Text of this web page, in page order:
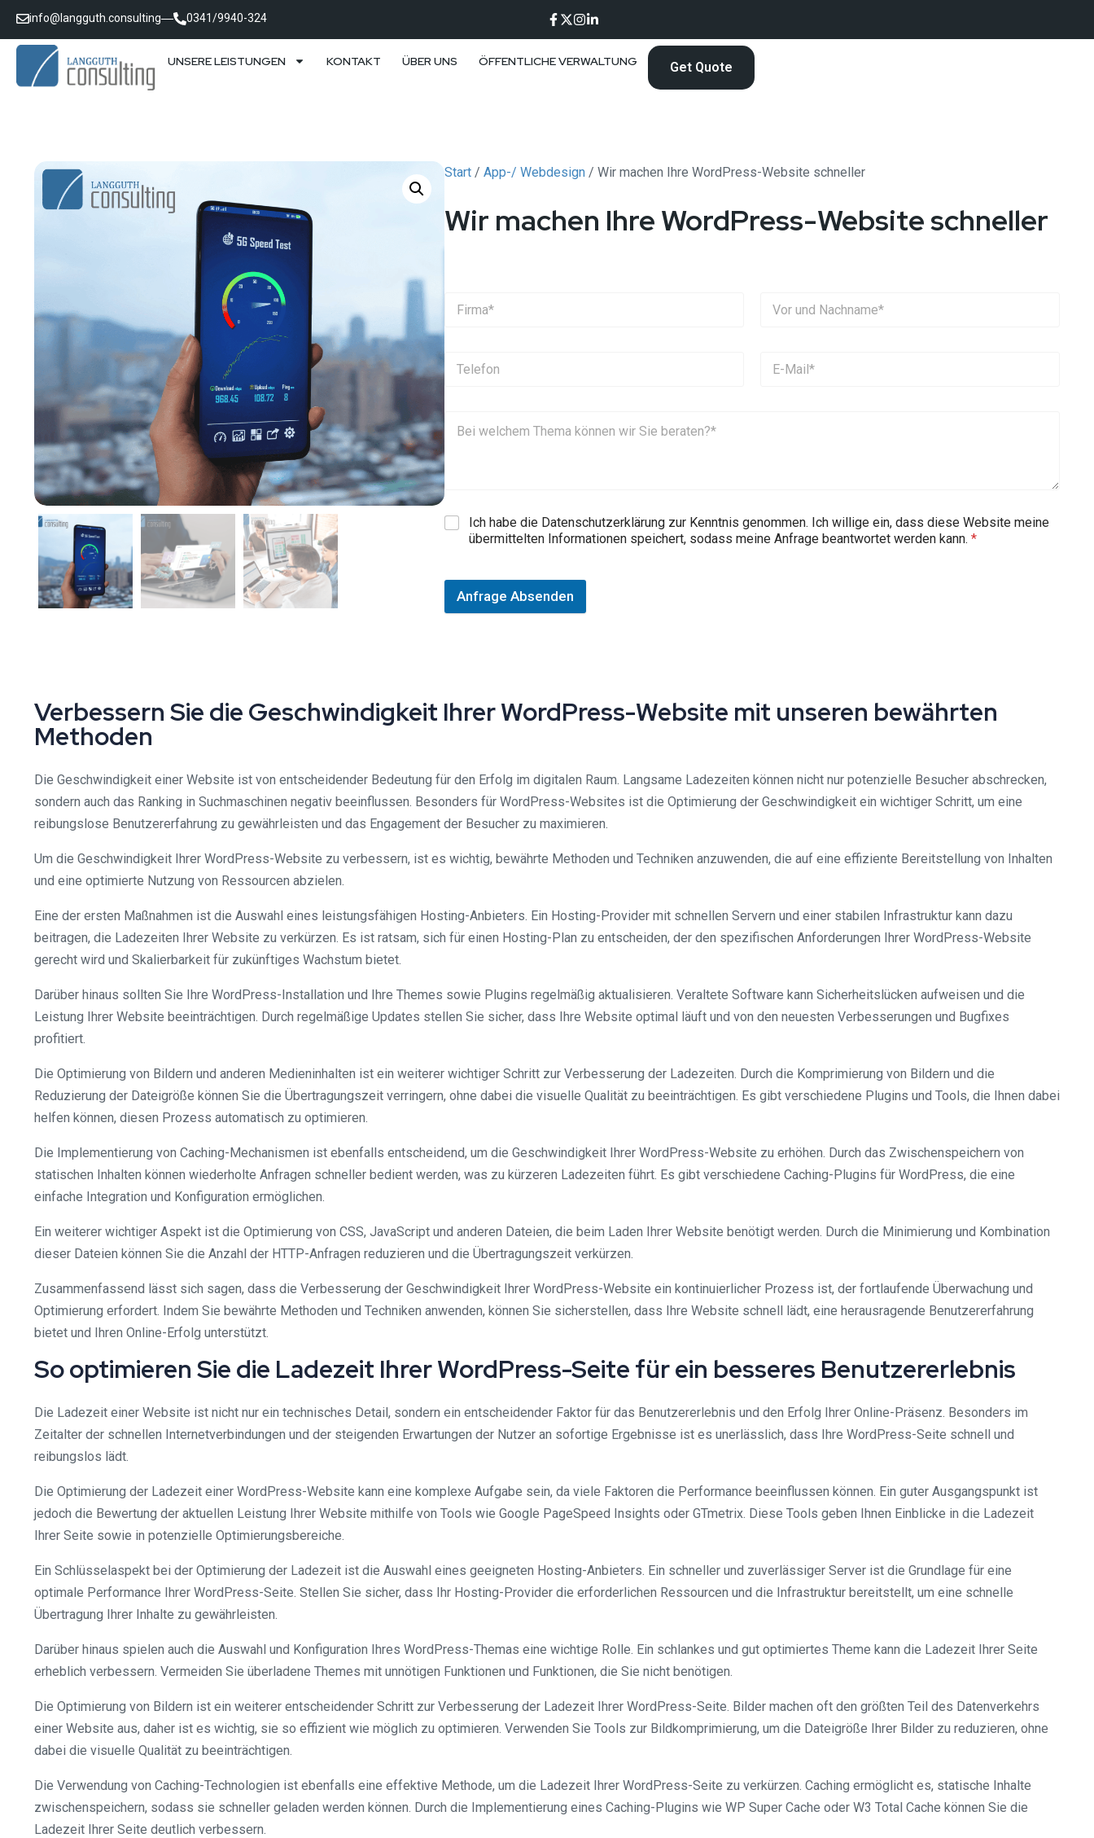
info@langguth.consulting 0341/9940-324
UNSERE LEISTUNGEN KONTAKT ÜBER UNS ÖFFENTLICHE VERWALTUNG Get Quote
Start / App-/ Webdesign / Wir machen Ihre WordPress-Website schneller
Wir machen Ihre WordPress-Website schneller
Ich habe die Datenschutzerklärung zur Kenntnis genommen. Ich willige ein, dass diese Website meine
übermittelten Informationen speichert, sodass meine Anfrage beantwortet werden kann. *
Anfrage Absenden
Verbessern Sie die Geschwindigkeit Ihrer WordPress-Website mit unseren bewährten
Methoden
Die Geschwindigkeit einer Website ist von entscheidender Bedeutung für den Erfolg im digitalen Raum. Langsame Ladezeiten können nicht nur potenzielle Besucher abschrecken,
sondern auch das Ranking in Suchmaschinen negativ beeinflussen. Besonders für WordPress-Websites ist die Optimierung der Geschwindigkeit ein wichtiger Schritt, um eine
reibungslose Benutzererfahrung zu gewährleisten und das Engagement der Besucher zu maximieren.
Um die Geschwindigkeit Ihrer WordPress-Website zu verbessern, ist es wichtig, bewährte Methoden und Techniken anzuwenden, die auf eine effiziente Bereitstellung von Inhalten
und eine optimierte Nutzung von Ressourcen abzielen.
Eine der ersten Maßnahmen ist die Auswahl eines leistungsfähigen Hosting-Anbieters. Ein Hosting-Provider mit schnellen Servern und einer stabilen Infrastruktur kann dazu
beitragen, die Ladezeiten Ihrer Website zu verkürzen. Es ist ratsam, sich für einen Hosting-Plan zu entscheiden, der den spezifischen Anforderungen Ihrer WordPress-Website
gerecht wird und Skalierbarkeit für zukünftiges Wachstum bietet.
Darüber hinaus sollten Sie Ihre WordPress-Installation und Ihre Themes sowie Plugins regelmäßig aktualisieren. Veraltete Software kann Sicherheitslücken aufweisen und die
Leistung Ihrer Website beeinträchtigen. Durch regelmäßige Updates stellen Sie sicher, dass Ihre Website optimal läuft und von den neuesten Verbesserungen und Bugfixes
profitiert.
Die Optimierung von Bildern und anderen Medieninhalten ist ein weiterer wichtiger Schritt zur Verbesserung der Ladezeiten. Durch die Komprimierung von Bildern und die
Reduzierung der Dateigröße können Sie die Übertragungszeit verringern, ohne dabei die visuelle Qualität zu beeinträchtigen. Es gibt verschiedene Plugins und Tools, die Ihnen dabei
helfen können, diesen Prozess automatisch zu optimieren.
Die Implementierung von Caching-Mechanismen ist ebenfalls entscheidend, um die Geschwindigkeit Ihrer WordPress-Website zu erhöhen. Durch das Zwischenspeichern von
statischen Inhalten können wiederholte Anfragen schneller bedient werden, was zu kürzeren Ladezeiten führt. Es gibt verschiedene Caching-Plugins für WordPress, die eine
einfache Integration und Konfiguration ermöglichen.
Ein weiterer wichtiger Aspekt ist die Optimierung von CSS, JavaScript und anderen Dateien, die beim Laden Ihrer Website benötigt werden. Durch die Minimierung und Kombination
dieser Dateien können Sie die Anzahl der HTTP-Anfragen reduzieren und die Übertragungszeit verkürzen.
Zusammenfassend lässt sich sagen, dass die Verbesserung der Geschwindigkeit Ihrer WordPress-Website ein kontinuierlicher Prozess ist, der fortlaufende Überwachung und
Optimierung erfordert. Indem Sie bewährte Methoden und Techniken anwenden, können Sie sicherstellen, dass Ihre Website schnell lädt, eine herausragende Benutzererfahrung
bietet und Ihren Online-Erfolg unterstützt.
So optimieren Sie die Ladezeit Ihrer WordPress-Seite für ein besseres Benutzererlebnis
Die Ladezeit einer Website ist nicht nur ein technisches Detail, sondern ein entscheidender Faktor für das Benutzererlebnis und den Erfolg Ihrer Online-Präsenz. Besonders im
Zeitalter der schnellen Internetverbindungen und der steigenden Erwartungen der Nutzer an sofortige Ergebnisse ist es unerlässlich, dass Ihre WordPress-Seite schnell und
reibungslos lädt.
Die Optimierung der Ladezeit einer WordPress-Website kann eine komplexe Aufgabe sein, da viele Faktoren die Performance beeinflussen können. Ein guter Ausgangspunkt ist
jedoch die Bewertung der aktuellen Leistung Ihrer Website mithilfe von Tools wie Google PageSpeed Insights oder GTmetrix. Diese Tools geben Ihnen Einblicke in die Ladezeit
Ihrer Seite sowie in potenzielle Optimierungsbereiche.
Ein Schlüsselaspekt bei der Optimierung der Ladezeit ist die Auswahl eines geeigneten Hosting-Anbieters. Ein schneller und zuverlässiger Server ist die Grundlage für eine
optimale Performance Ihrer WordPress-Seite. Stellen Sie sicher, dass Ihr Hosting-Provider die erforderlichen Ressourcen und die Infrastruktur bereitstellt, um eine schnelle
Übertragung Ihrer Inhalte zu gewährleisten.
Darüber hinaus spielen auch die Auswahl und Konfiguration Ihres WordPress-Themas eine wichtige Rolle. Ein schlankes und gut optimiertes Theme kann die Ladezeit Ihrer Seite
erheblich verbessern. Vermeiden Sie überladene Themes mit unnötigen Funktionen und Funktionen, die Sie nicht benötigen.
Die Optimierung von Bildern ist ein weiterer entscheidender Schritt zur Verbesserung der Ladezeit Ihrer WordPress-Seite. Bilder machen oft den größten Teil des Datenverkehrs
einer Website aus, daher ist es wichtig, sie so effizient wie möglich zu optimieren. Verwenden Sie Tools zur Bildkomprimierung, um die Dateigröße Ihrer Bilder zu reduzieren, ohne
dabei die visuelle Qualität zu beeinträchtigen.
Die Verwendung von Caching-Technologien ist ebenfalls eine effektive Methode, um die Ladezeit Ihrer WordPress-Seite zu verkürzen. Caching ermöglicht es, statische Inhalte
zwischenspeichern, sodass sie schneller geladen werden können. Durch die Implementierung eines Caching-Plugins wie WP Super Cache oder W3 Total Cache können Sie die
Ladezeit Ihrer Seite deutlich verbessern.